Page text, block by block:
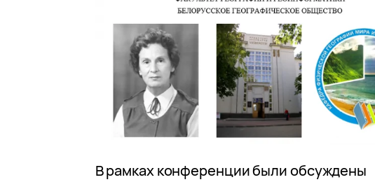
В рамках конференции были обсуждены